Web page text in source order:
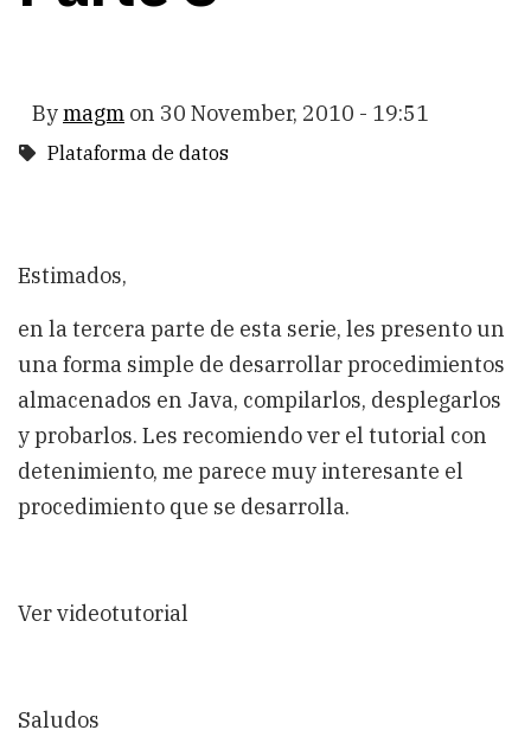
Bymagm on 30 November, 2010 - 19:51
Plataforma de datos
Estimados,
en la tercera parte de esta serie, les presento un
una forma simple de desarrollar procedimientos
almacenados en Java, compilarlos, desplegarlos
y probarlos. Les recomiendo ver el tutorial con
detenimiento, me parece muy interesante el
procedimiento que se desarrolla.
Ver videotutorial
Saludos